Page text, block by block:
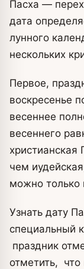
Пасха —
дата
лунного
нескольких
Первое,
воскресенье
весеннее
весеннего
чем
можно только
Узнать дату
специальный
праздник
отметить, что